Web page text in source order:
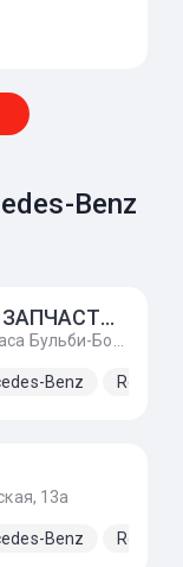
Benz
СВІТ ВАНТАЖНИХ ЗАПЧАСТИН
Benz Renault
13а
Benz Renault